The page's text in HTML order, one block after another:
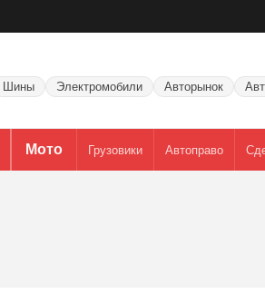
Шины Электромобили Авторынок
Мото Грузовики Автоправо